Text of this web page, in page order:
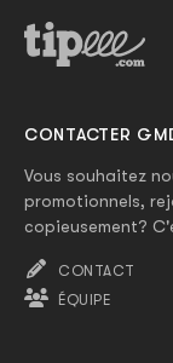
CONTACTER
Vous souhaitez
promotionnels,
copieusement?
CONTACT
ÉQUIPE